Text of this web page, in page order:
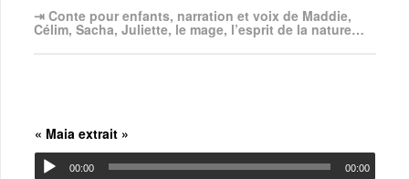
⇥ Conte pour enfants, narration et voix de Maddie,
Célim, Sacha, Juliette, le mage, l’esprit de la nature…
« Maia extrait »
00:00 00:00